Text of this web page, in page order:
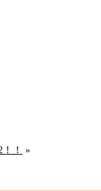
！ »